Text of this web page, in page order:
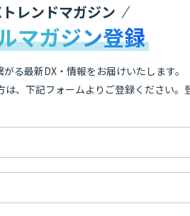
トレンドマガジン
マガジン登録
る最新DX・情報をお届けいたします。
、下記フォームよりご登録ください。